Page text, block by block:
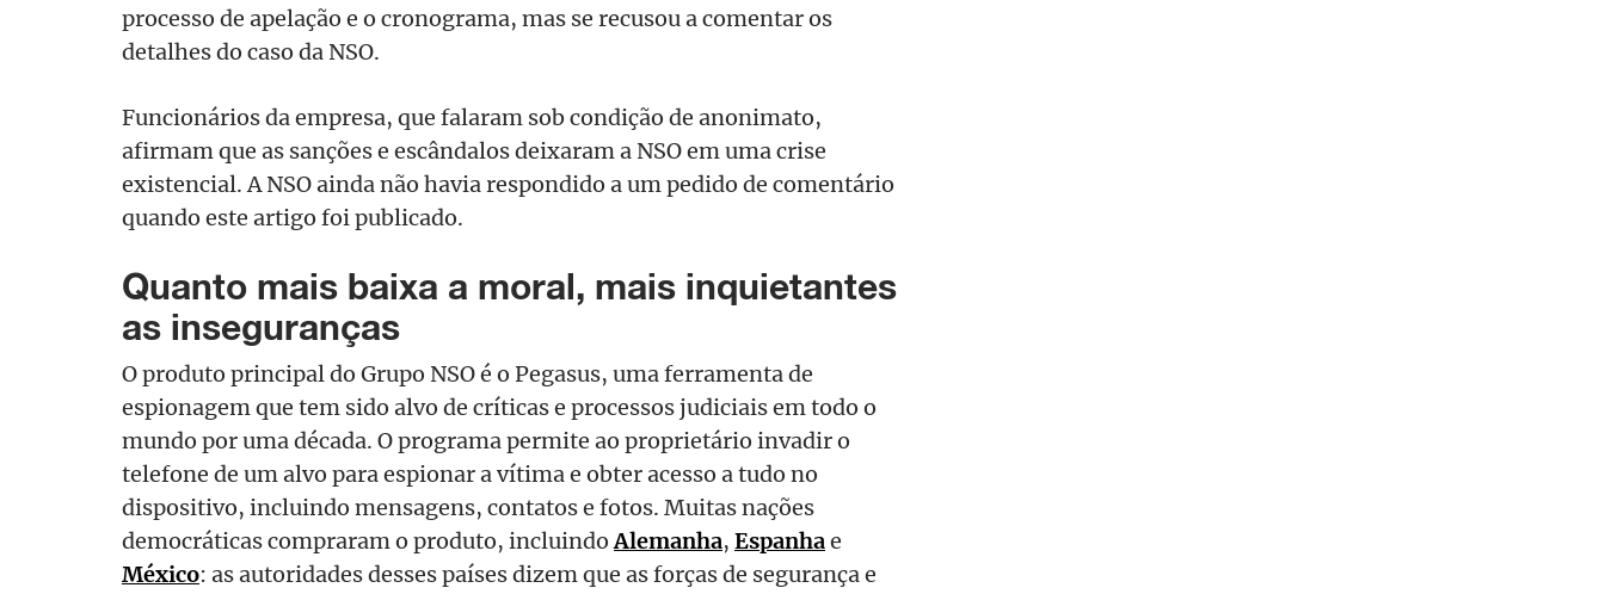
processo de apelação e o cronograma, mas se recusou a comentar os
detalhes do caso da NSO.
Funcionários da empresa, que falaram sob condição de anonimato,
afirmam que as sanções e escândalos deixaram a NSO em uma crise
existencial. A NSO ainda não havia respondido a um pedido de comentário
quando este artigo foi publicado.
Quanto mais baixa a moral, mais inquietantes
as inseguranças
O produto principal do Grupo NSO é o Pegasus, uma ferramenta de
espionagem que tem sido alvo de críticas e processos judiciais em todo o
mundo por uma década. O programa permite ao proprietário invadir o
telefone de um alvo para espionar a vítima e obter acesso a tudo no
dispositivo, incluindo mensagens, contatos e fotos. Muitas nações
democráticas compraram o produto, incluindoAlemanha, Espanhae
México: as autoridades desses países dizem que as forças de segurança e